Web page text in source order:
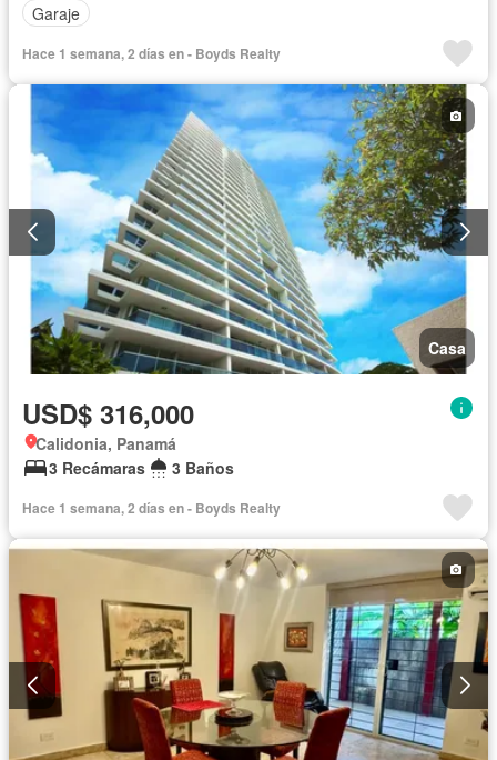
Garaje
Hace 1 semana, 2 días en - Boyds Realty
Casa
USD$ 316,000
Calidonia, Panamá
3 Recámaras
3 Baños
Hace 1 semana, 2 días en - Boyds Realty